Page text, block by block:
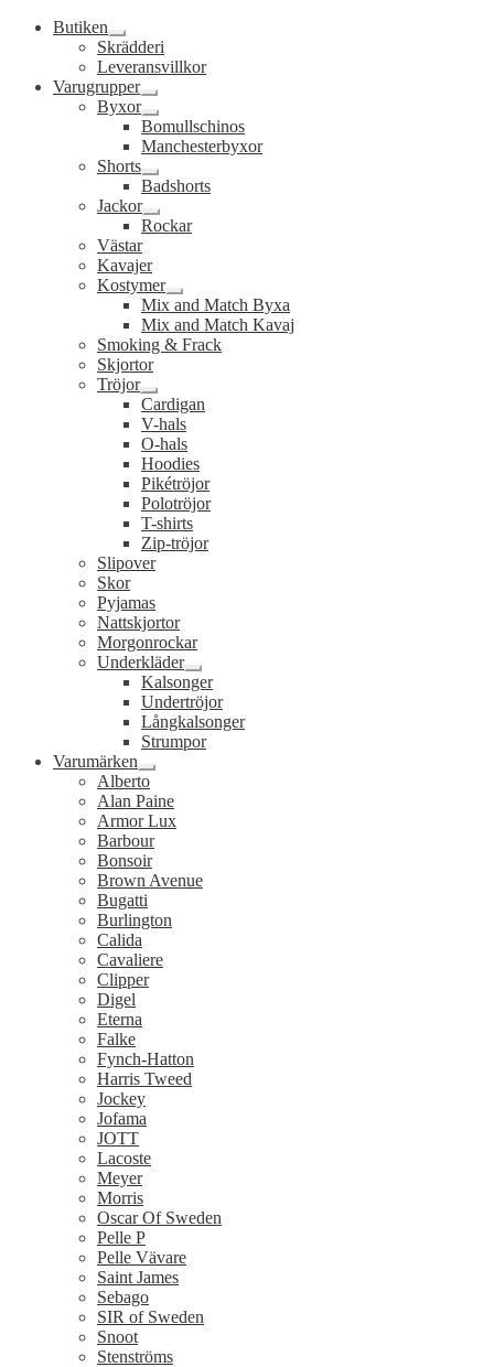
Butiken
Expandera
undermeny
Skrädderi
Leveransvillkor
Varugrupper
Expandera
undermeny
Byxor
Expandera
undermeny
Bomullschinos
Manchesterbyxor
Shorts
Expandera
undermeny
Badshorts
Jackor
Expandera
undermeny
Rockar
Västar
Kavajer
Kostymer
Expandera
undermeny
Mix and Match Byxa
Mix and Match Kavaj
Smoking & Frack
Skjortor
Tröjor
Expandera
undermeny
Cardigan
V-hals
O-hals
Hoodies
Pikétröjor
Polotröjor
T-shirts
Zip-tröjor
Slipover
Skor
Pyjamas
Nattskjortor
Morgonrockar
Underkläder
Expandera
undermeny
Kalsonger
Undertröjor
Långkalsonger
Strumpor
Varumärken
Expandera
undermeny
Alberto
Alan Paine
Armor Lux
Barbour
Bonsoir
Brown Avenue
Bugatti
Burlington
Calida
Cavaliere
Clipper
Digel
Eterna
Falke
Fynch-Hatton
Harris Tweed
Jockey
Jofama
JOTT
Lacoste
Meyer
Morris
Oscar Of Sweden
Pelle P
Pelle Vävare
Saint James
Sebago
SIR of Sweden
Snoot
Stenströms